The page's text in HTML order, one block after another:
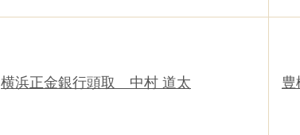
横浜正金銀行頭取 中村 道太 豊